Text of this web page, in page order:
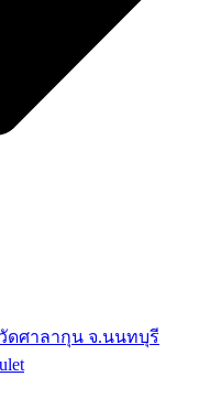
ศาลากุน จ.นนทบุรี